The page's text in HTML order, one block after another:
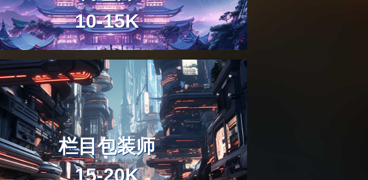
后期包装师
10-15K